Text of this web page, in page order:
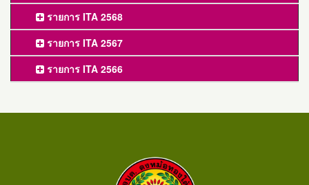
รายการ ITA 2568
รายการ ITA 2567
รายการ ITA 2566